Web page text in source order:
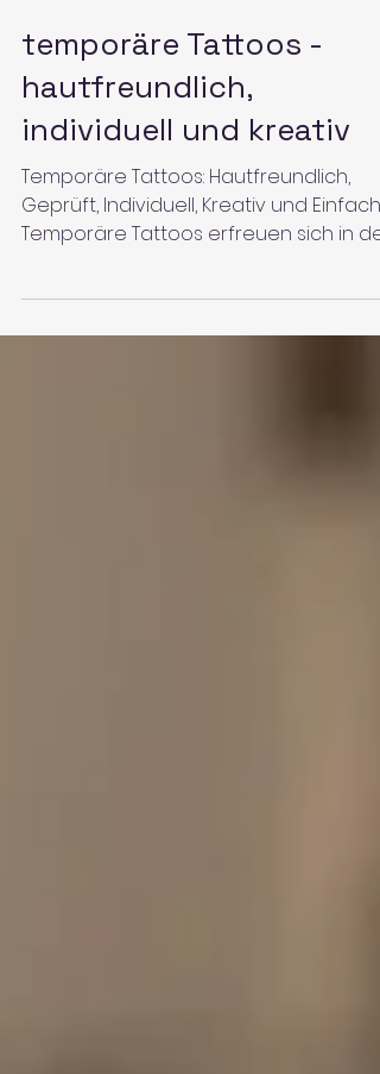
2. Nov. 2023
temporäre Tattoos -
hautfreundlich,
individuell und kreativ
Temporäre Tattoos: Hautfreundlich,
Temporäre Tattoos erfreuen sich in
letzten Jahren immer...